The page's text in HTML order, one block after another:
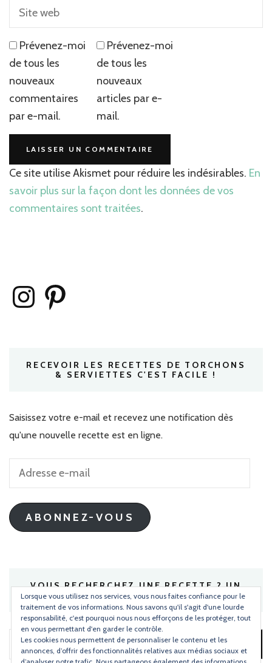
Prévenez-moi
de tous les
nouveaux
commentaires
par e-mail.
Prévenez-moi
de tous les
nouveaux
articles par e-
mail.
Ce site utilise Akismet pour réduire les indésirables. En
savoir plus sur la façon dont les données de vos
commentaires sont traitées.
InstagramPinterest
RECEVOIR LES RECETTES DE TORCHONS
& SERVIETTES C'EST FACILE !
Saisissez votre e-mail et recevez une notification dès
qu'une nouvelle recette est en ligne.
Adresse
mail
ABONNEZ-VOUS
VOUS RECHERCHEZ UNE RECETTE ? UN
INGRÉDIENT ?
Rechercher :
Lorsque vous utilisez nos services, vous nous faites confiance pour le
traitement de vos informations. Nous savons qu'il s'agit d'une lourde
responsabilité, c'est pourquoi nous nous efforçons de les protéger, tout
en vous permettant d'en garder le contrôle.
Les cookies nous permettent de personnaliser le contenu et les
annonces, d’offrir des fonctionnalités relatives aux médias sociaux et